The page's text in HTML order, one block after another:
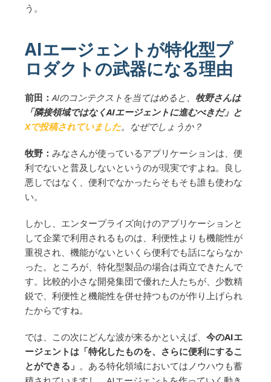
う。
AIエージェントが特化型プ
ロダクトの武器になる理由
前田：AIのコンテクストを当てはめると、 牧野さんは
「隣接領域ではなくAIエージェントに進むべきだ」と
Xで投稿されていました。なぜでしょうか？
牧野： みなさんが使っているアプリケーションは、便
利でないと普及しないというのが現実ですよね。良し
悪しではなく、便利でなかったらそもそも誰も使わな
い。
しかし、エンタープライズ向けのアプリケーションと
して企業で利用されるものは、利便性よりも機能性が
重視され、機能がないといくら便利でも話にならなか
った。ところが、特化型製品の場合は両立できたんで
す。比較的小さな開発集団で優れた人たちが、少数精
鋭で、利便性と機能性を併せ持つものが作り上げられ
たからですね。
では、この次にどんな波が来るかといえば、 今のAIエ
ージェントは「特化したものを、さらに便利にするこ
とができる」 。ある特化領域においてはノウハウも蓄